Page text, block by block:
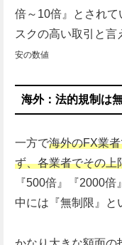
倍～10倍』とされて
スクの高い取引と言
安の数値
海外：法的規制は
一方で海外のFX業
ず、各業者でその上
『500倍』『2000倍
中には『無制限』と